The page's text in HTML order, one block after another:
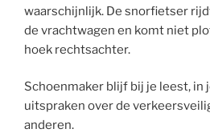
waarschijnlijk. De snorfietser
de vrachtwagen en komt niet
hoek rechtsachter.
Schoenmaker blijf bij je leest, in
uitspraken over de
anderen.